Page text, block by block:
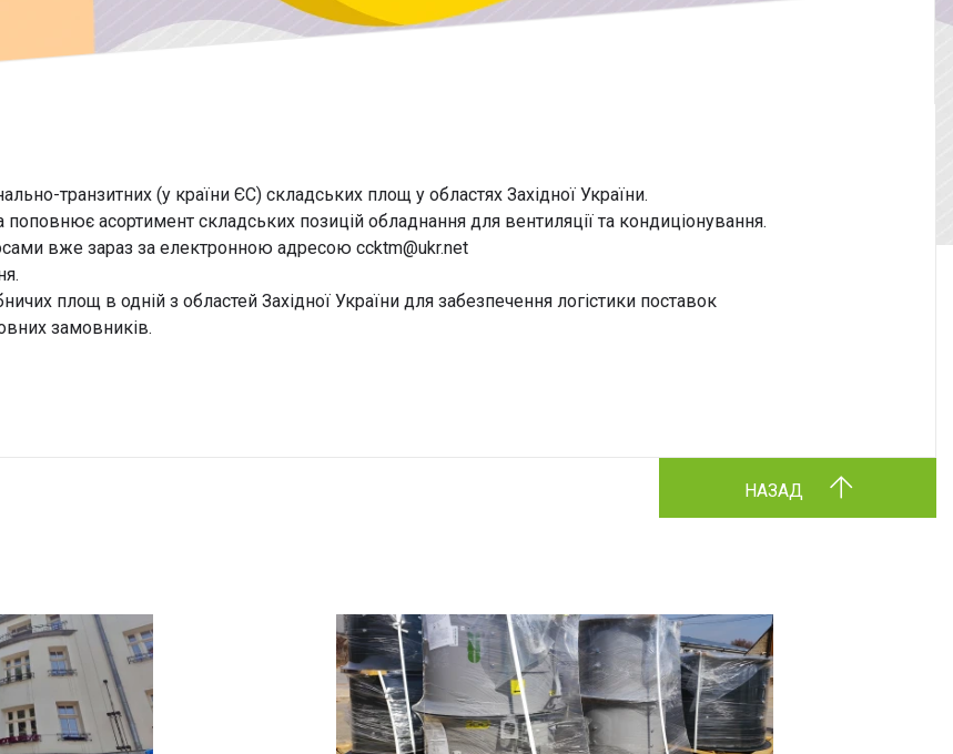
транзитних (у країни ЄС) складських площ у областях Західної України.
поповнює асортимент складських позицій обладнання для вентиляції та кондиціонування.
вже зараз за електронною адресою ccktm@ukr.net
площ в одній з областей Західної України для забезпечення логістики поставок
замовників.
НАЗАД